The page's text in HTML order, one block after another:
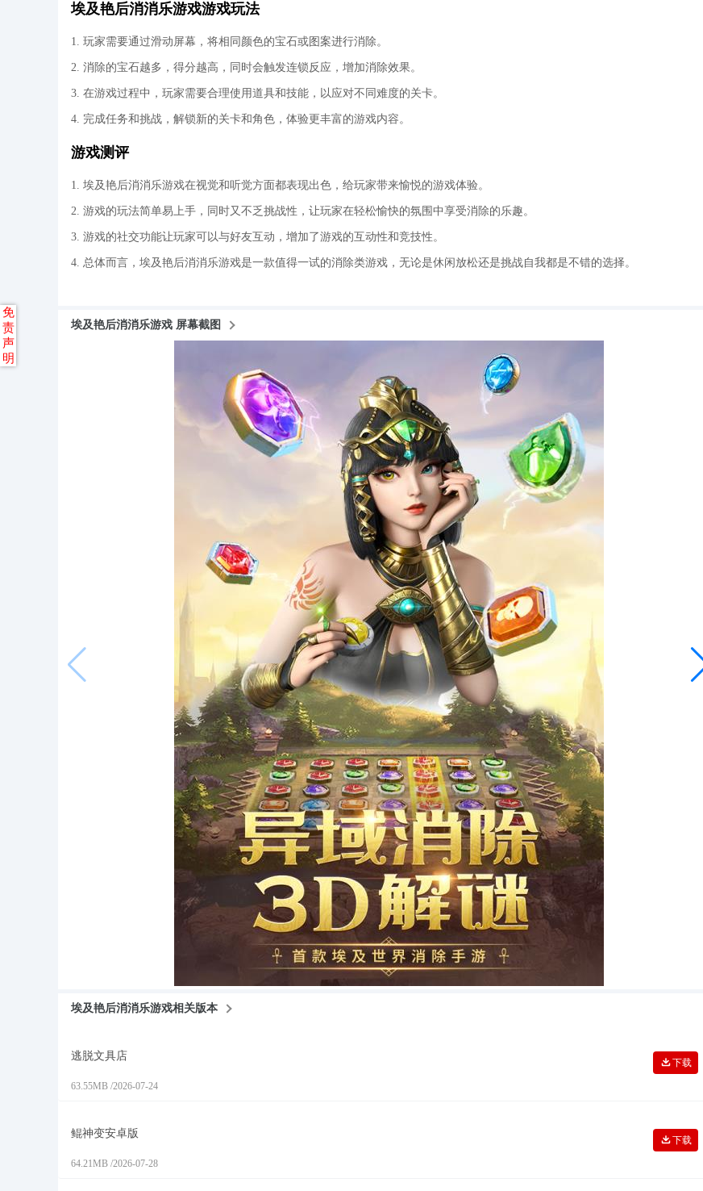
埃及艳后消消乐游戏游戏玩法
1. 玩家需要通过滑动屏幕，将相同颜色的宝石或图案进行消除。
2. 消除的宝石越多，得分越高，同时会触发连锁反应，增加消除效果。
3. 在游戏过程中，玩家需要合理使用道具和技能，以应对不同难度的关卡。
4. 完成任务和挑战，解锁新的关卡和角色，体验更丰富的游戏内容。
游戏测评
1. 埃及艳后消消乐游戏在视觉和听觉方面都表现出色，给玩家带来愉悦的游戏体验。
2. 游戏的玩法简单易上手，同时又不乏挑战性，让玩家在轻松愉快的氛围中享受消除的乐趣。
3. 游戏的社交功能让玩家可以与好友互动，增加了游戏的互动性和竞技性。
4. 总体而言，埃及艳后消消乐游戏是一款值得一试的消除类游戏，无论是休闲放松还是挑战自我都是不错的选择。
埃及艳后消消乐游戏 屏幕截图
埃及艳后消消乐游戏相关版本
逃脱文具店
63.55MB /2026-07-24
下载
鲲神变安卓版
64.21MB /2026-07-28
下载
免
责
声
明